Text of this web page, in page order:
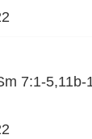
7:1-5,11b-